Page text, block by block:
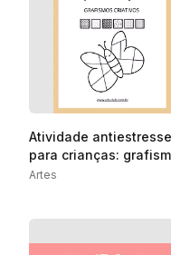
Atividade antiestresse
para crianças:
criativos para acalmar
Artes